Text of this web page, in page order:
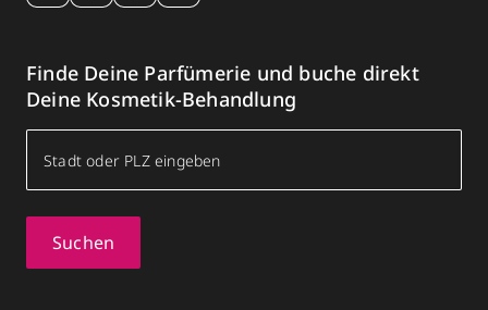
Finde Deine Parfümerie und buche direkt
Deine Kosmetik-Behandlung
Suchen